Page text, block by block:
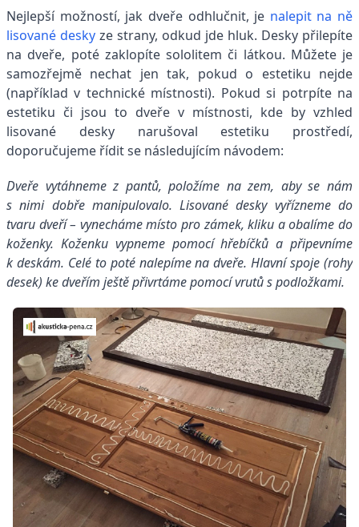
Nejlepší možností, jak dveře odhlučnit, je nalepit na ně
lisované desky ze strany, odkud jde hluk. Desky přilepíte
na dveře, poté zaklopíte sololitem či látkou. Můžete je
samozřejmě nechat jen tak, pokud o estetiku nejde
(například v technické místnosti). Pokud si potrpíte na
estetiku či jsou to dveře v místnosti, kde by vzhled
lisované desky narušoval estetiku prostředí,
doporučujeme řídit se následujícím návodem:
Dveře vytáhneme z pantů, položíme na zem, aby se nám
s nimi dobře manipulovalo. Lisované desky vyřízneme do
tvaru dveří – vynecháme místo pro zámek, kliku a obalíme do
koženky. Koženku vypneme pomocí hřebíčků a připevníme
k deskám. Celé to poté nalepíme na dveře. Hlavní spoje (rohy
desek) ke dveřím ještě přivrtáme pomocí vrutů s podložkami.